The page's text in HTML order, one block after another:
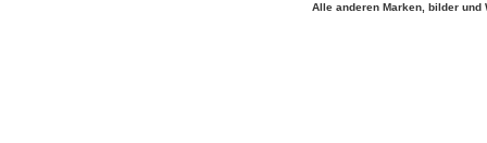
Alle anderen Marken, bilder und